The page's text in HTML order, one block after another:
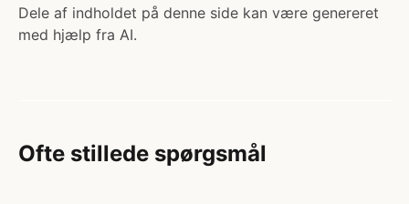
Dele af indholdet på denne side kan være genereret
med hjælp fra AI.
Ofte stillede spørgsmål